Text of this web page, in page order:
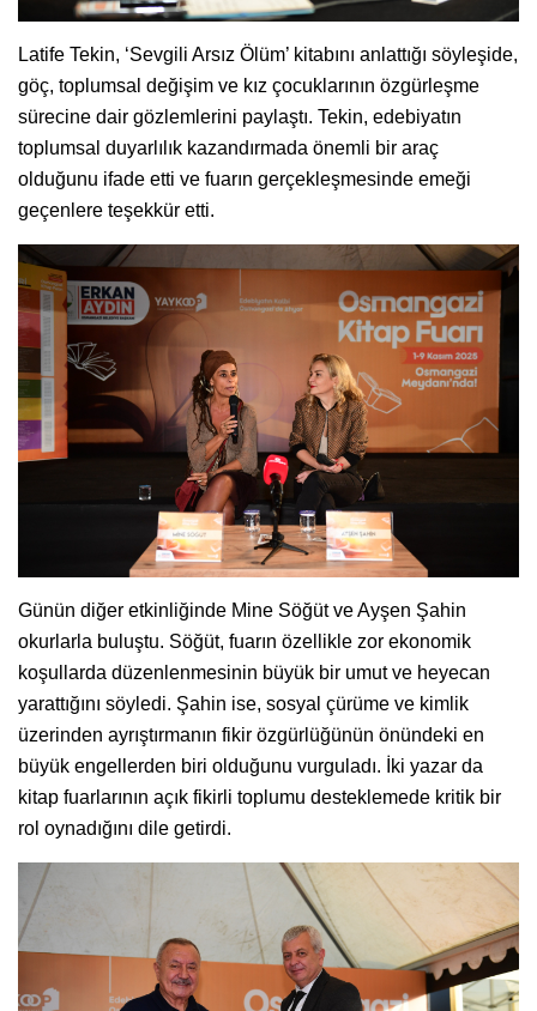
Latife Tekin, ‘Sevgili Arsız Ölüm’ kitabını anlattığı söyleşide,
göç, toplumsal değişim ve kız çocuklarının özgürleşme
sürecine dair gözlemlerini paylaştı. Tekin, edebiyatın
toplumsal duyarlılık kazandırmada önemli bir araç
olduğunu ifade etti ve fuarın gerçekleşmesinde emeği
geçenlere teşekkür etti.
Günün diğer etkinliğinde Mine Söğüt ve Ayşen Şahin
okurlarla buluştu. Söğüt, fuarın özellikle zor ekonomik
koşullarda düzenlenmesinin büyük bir umut ve heyecan
yarattığını söyledi. Şahin ise, sosyal çürüme ve kimlik
üzerinden ayrıştırmanın fikir özgürlüğünün önündeki en
büyük engellerden biri olduğunu vurguladı. İki yazar da
kitap fuarlarının açık fikirli toplumu desteklemede kritik bir
rol oynadığını dile getirdi.